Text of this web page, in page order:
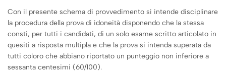
Con il presente schema di provvedimento si intende disciplinare
la procedura della prova di idoneità disponendo che la stessa
consti, per tutti i candidati, di un solo esame scritto articolato in
quesiti a risposta multipla e che la prova si intenda superata da
tutti coloro che abbiano riportato un punteggio non inferiore a
sessanta centesimi (60/100).